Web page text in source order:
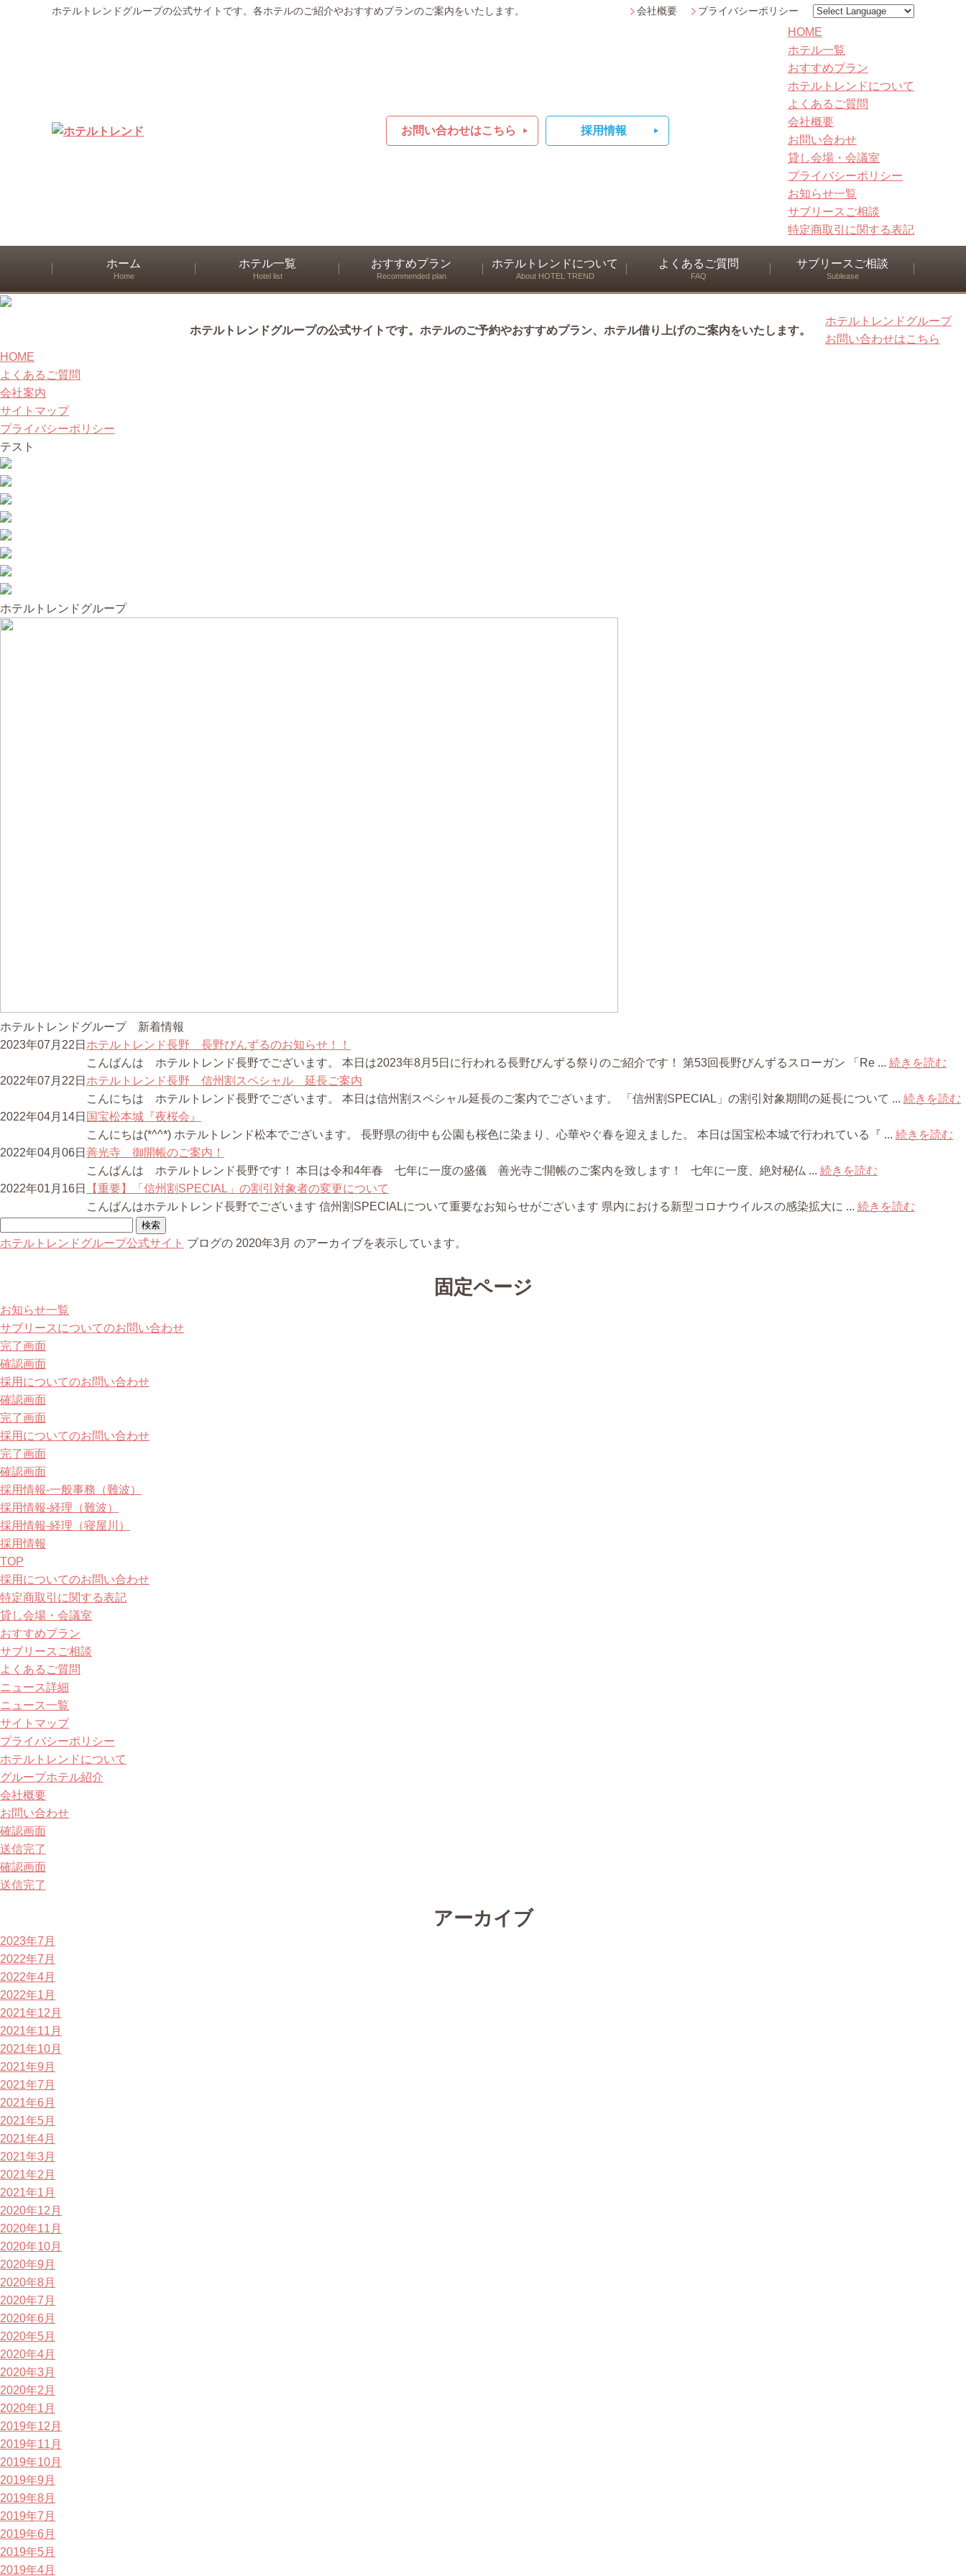
ホテルトレンドグループの公式サイトです。各ホテルのご紹介やおすすめプランのご案内をいたします。 会社概要 プライバシーポリシー
お問い合わせはこちら 採用情報
HOME
ホテル一覧
おすすめプラン
ホテルトレンドについて
よくあるご質問
会社概要
お問い合わせ
貸し会場・会議室
プライバシーポリシー
お知らせ一覧
サブリースご相談
特定商取引に関する表記
ホーム
Home
ホテル一覧
Hotel list
おすすめプラン
Recommended plan
ホテルトレンドについて
About HOTEL TREND
よくあるご質問
FAQ
サブリースご相談
Sublease
ホテルトレンドグループの公式サイトです。ホテルのご予約やおすすめプラン、ホテル借り上げのご案内をいたします。
ホテルトレンドグループ
お問い合わせはこちら
HOME
よくあるご質問
会社案内
サイトマップ
プライバシーポリシー
テスト
ホテルトレンドグループ
ホテルトレンドグループ 新着情報
2023年07月22日 ホテルトレンド長野 長野びんずるのお知らせ！！
こんばんは ホテルトレンド長野でございます。 本日は2023年8月5日に行われる長野びんずる祭りのご紹介です！ 第53回長野びんずるスローガン 「Re ... 続きを読む
2022年07月22日 ホテルトレンド長野 信州割スペシャル 延長ご案内
こんにちは ホテルトレンド長野でございます。 本日は信州割スペシャル延長のご案内でございます。 「信州割SPECIAL」の割引対象期間の延長について ... 続きを読む
2022年04月14日 国宝松本城『夜桜会』
こんにちは(*^^*) ホテルトレンド松本でございます。 長野県の街中も公園も桜色に染まり、心華やぐ春を迎えました。 本日は国宝松本城で行われている『 ... 続きを読む
2022年04月06日 善光寺 御開帳のご案内！
こんばんは ホテルトレンド長野です！ 本日は令和4年春 七年に一度の盛儀 善光寺ご開帳のご案内を致します！ 七年に一度、絶対秘仏 ... 続きを読む
2022年01月16日
【重要】「信州割SPECIAL」の割引対象者の変更について
こんばんはホテルトレンド長野でございます 信州割SPECIALについて重要なお知らせがございます 県内における新型コロナウイルスの感染拡大に ... 続きを読む
索:
ホテルトレンドグループ公式サイト ブログの 2020年3月 のアーカイブを表示しています。
固定ページ
お知らせ一覧
サブリースについてのお問い合わせ
完了画面
確認画面
採用についてのお問い合わせ
確認画面
完了画面
採用についてのお問い合わせ
完了画面
確認画面
採用情報-一般事務（難波）
採用情報-経理（難波）
採用情報-経理（寝屋川）
採用情報
TOP
採用についてのお問い合わせ
特定商取引に関する表記
貸し会場・会議室
おすすめプラン
サブリースご相談
よくあるご質問
ニュース詳細
ニュース一覧
サイトマップ
プライバシーポリシー
ホテルトレンドについて
グループホテル紹介
会社概要
お問い合わせ
確認画面
送信完了
確認画面
送信完了
アーカイブ
2023年7月
2022年7月
2022年4月
2022年1月
2021年12月
2021年11月
2021年10月
2021年9月
2021年7月
2021年6月
2021年5月
2021年4月
2021年3月
2021年2月
2021年1月
2020年12月
2020年11月
2020年10月
2020年9月
2020年8月
2020年7月
2020年6月
2020年5月
2020年4月
2020年3月
2020年2月
2020年1月
2019年12月
2019年11月
2019年10月
2019年9月
2019年8月
2019年7月
2019年6月
2019年5月
2019年4月